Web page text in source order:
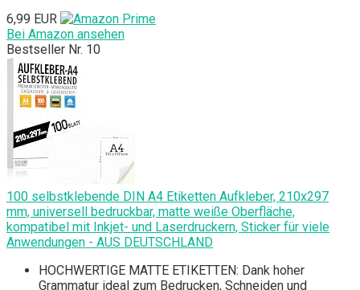
6,99 EUR
Bei Amazon ansehen
Bestseller Nr. 10
100 selbstklebende DIN A4 Etiketten Aufkleber, 210x297
mm, universell bedruckbar, matte weiße Oberfläche,
kompatibel mit Inkjet- und Laserdruckern, Sticker für viele
Anwendungen - AUS DEUTSCHLAND
HOCHWERTIGE MATTE ETIKETTEN: Dank hoher
Grammatur ideal zum Bedrucken, Schneiden und